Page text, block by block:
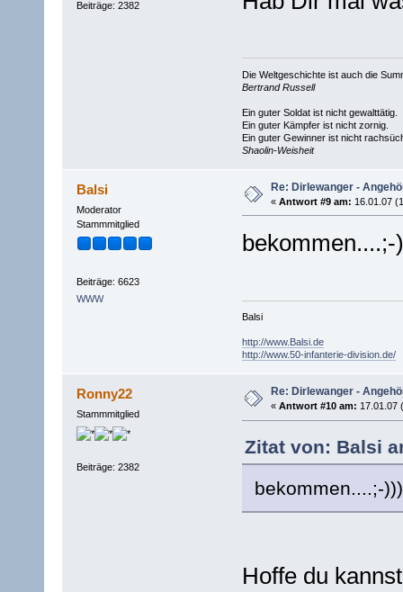
Beiträge: 2382
Die Weltgeschichte ist auch die
Bertrand Russell
Ein guter Soldat ist nicht gewalttätig.
Ein guter Kämpfer ist nicht zornig.
Ein guter Gewinner ist nicht
Shaolin-Weisheit
Balsi
Moderator
Stammmitglied
Beiträge: 6623
WWW
Re: Dirlewanger -
« Antwort #9 am: 16.01.07
bekommen....;-
Balsi
http://www.Balsi.de
http://www.50-infanterie-division.de/
Ronny22
Stammmitglied
Beiträge: 2382
Re: Dirlewanger -
« Antwort #10 am: 17.01.07
Zitat von: Balsi
bekommen....;-)))
Hoffe du